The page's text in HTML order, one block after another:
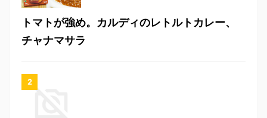
トマトが強め。カルディのレトルトカレー、
チャナマサラ